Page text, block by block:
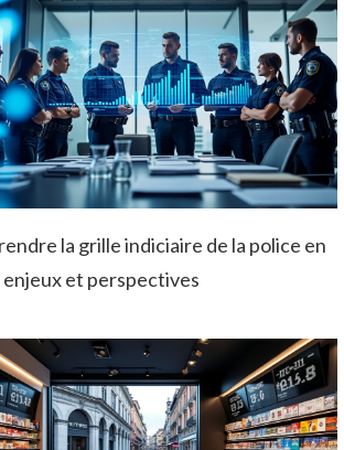
la grille indiciaire de la police en
enjeux et perspectives